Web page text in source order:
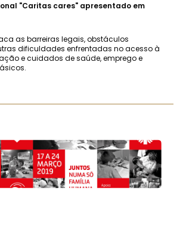
"Caritas cares" apresentado em
as barreiras legais, obstáculos
dificuldades enfrentadas no acesso à
e cuidados de saúde, emprego e